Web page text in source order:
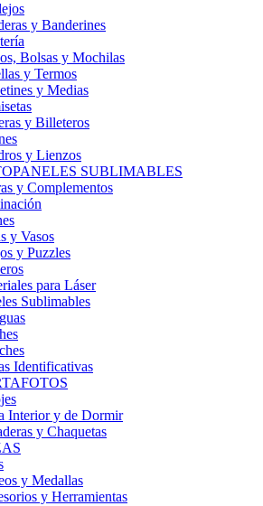
y Banderines
Bolsas y Mochilas
y Termos
y Medias
y Billeteros
y Lienzos
SUBLIMABLES
y Complementos
y Vasos
y Puzzles
para Láser
Sublimables
Identificativas
Interior y de Dormir
y Chaquetas
y Medallas
y Herramientas